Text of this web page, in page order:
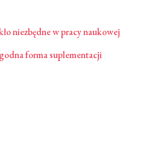
niezbędne w pracy naukowej
forma suplementacji